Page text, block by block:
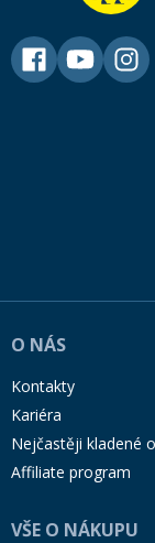
O NÁS
Kontakty
Kariéra
Nejčastěji kladené
Affiliate program
VŠE O NÁKUPU